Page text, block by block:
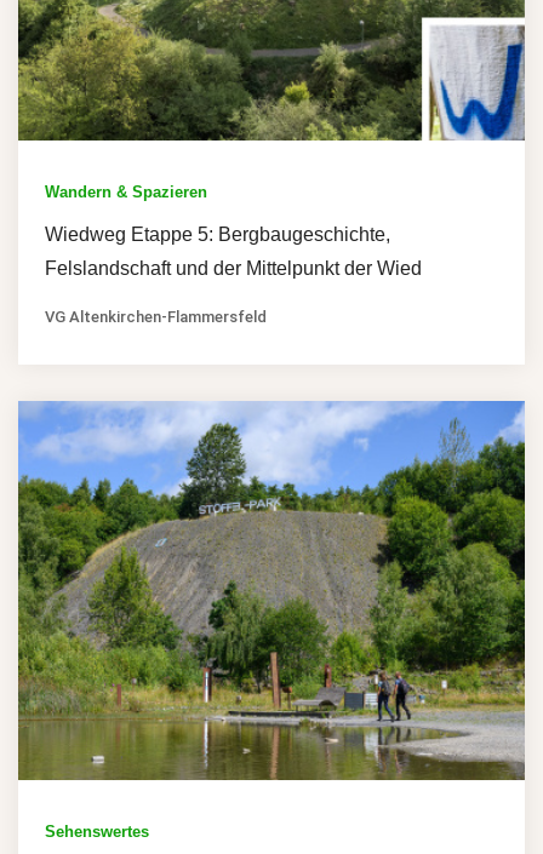
Wandern & Spazieren
Wiedweg Etappe 5: Bergbaugeschichte,
Felslandschaft und der Mittelpunkt der Wied
VG Altenkirchen-Flammersfeld
Sehenswertes